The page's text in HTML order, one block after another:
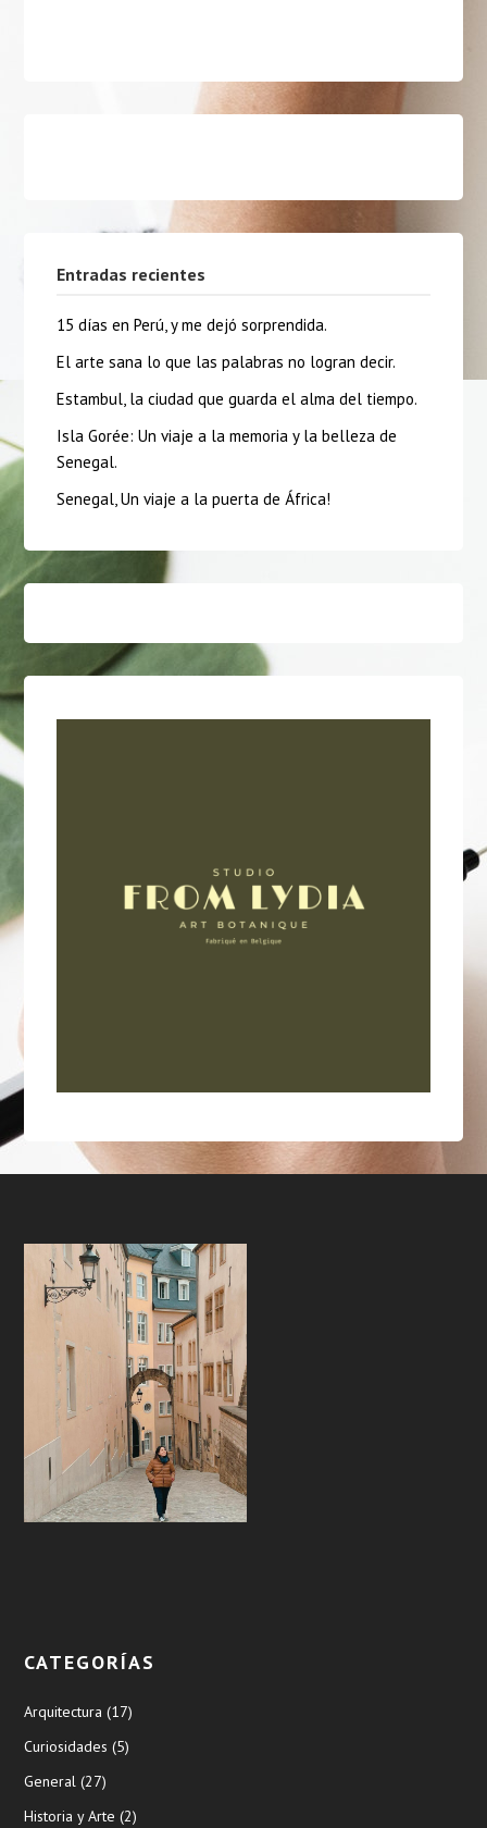
Entradas recientes
15 días en Perú, y me dejó sorprendida.
El arte sana lo que las palabras no logran decir.
Estambul, la ciudad que guarda el alma del tiempo.
Isla Gorée: Un viaje a la memoria y la belleza de
Senegal.
Senegal, Un viaje a la puerta de África!
CATEGORÍAS
Arquitectura (17)
Curiosidades (5)
General (27)
Historia y Arte (2)